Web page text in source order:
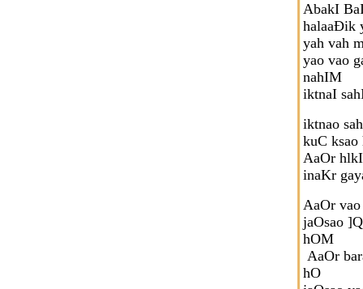
AbakI
halaaÐik
yah vah
yao vao
nahIM
iktnaI
iktnao
kuC ksao
AaOr
inaKr
AaOr
jaOsao
hOM
AaOr
hO